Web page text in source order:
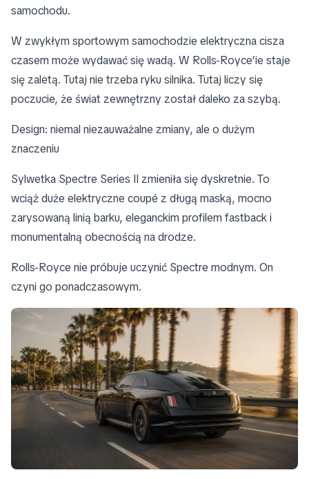
samochodu.
W zwykłym sportowym samochodzie elektryczna cisza
czasem może wydawać się wadą. W Rolls-Royce’ie staje
się zaletą. Tutaj nie trzeba ryku silnika. Tutaj liczy się
poczucie, że świat zewnętrzny został daleko za szybą.
Design: niemal niezauważalne zmiany, ale o dużym
znaczeniu
Sylwetka Spectre Series II zmieniła się dyskretnie. To
wciąż duże elektryczne coupé z długą maską, mocno
zarysowaną linią barku, eleganckim profilem fastback i
monumentalną obecnością na drodze.
Rolls-Royce nie próbuje uczynić Spectre modnym. On
czyni go ponadczasowym.